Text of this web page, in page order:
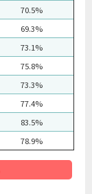
70.5%
69.3%
73.1%
75.8%
73.3%
77.4%
83.5%
78.9%